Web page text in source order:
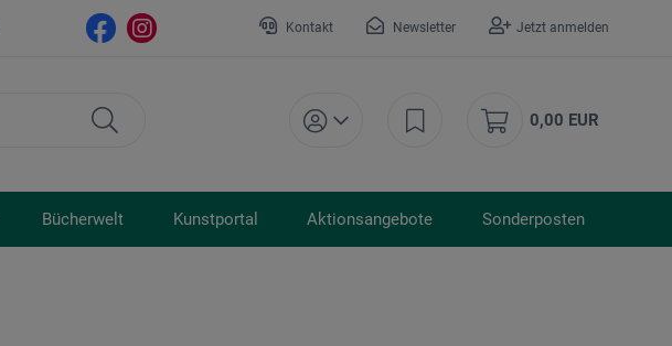
Kontakt Newsletter Jetzt anmelden
0,00 EUR
Bücherwelt Kunstportal Aktionsangebote Sonderposten